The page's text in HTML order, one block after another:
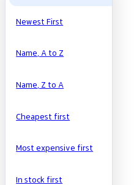
Newest First
Name, A to Z
Name, Z to A
Cheapest first
Most expensive first
In stock first